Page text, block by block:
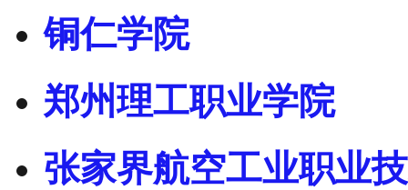
铜仁学院
郑州理工职业学院
张家界航空工业职业